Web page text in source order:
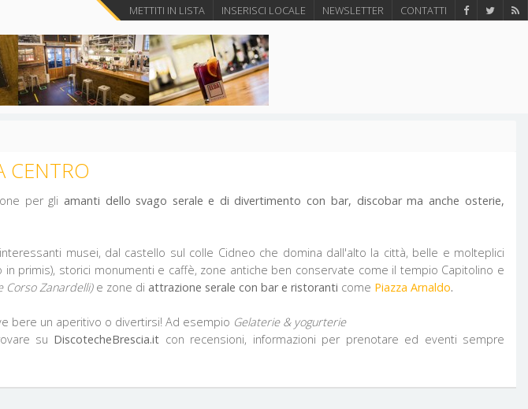
METTITI IN LISTA INSERISCI LOCALE NEWSLETTER CONTATTI
CENTRO
per gli amanti dello svago serale e di divertimento con bar, discobar ma anche osterie,
musei, dal castello sul colle Cidneo che domina dall'alto la città, belle e molteplici
in primis), storici monumenti e caffè, zone antiche ben conservate come il tempio Capitolino e
Corso Zanardelli)e zone di attrazione serale con bar e ristoranti come Piazza Arnaldo.
bere un aperitivo o divertirsi! Ad esempio Gelaterie & yogurterie
su DiscotecheBrescia.it con recensioni, informazioni per prenotare ed eventi sempre